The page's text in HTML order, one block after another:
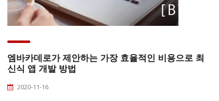
엠바카데로가 제안하는 가장 효율적인 비용으로 최
신식 앱 개발 방법
2020-11-16